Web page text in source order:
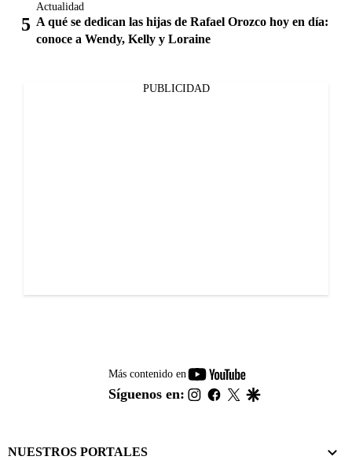
Actualidad
A qué se dedican las hijas de Rafael Orozco hoy en día:
conoce a Wendy, Kelly y Loraine
PUBLICIDAD
Más contenido en
youtube-
footer
Síguenos en: instagram
facebook
twitter
NUESTROS PORTALES